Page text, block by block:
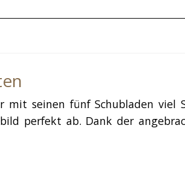
seinen fünf Schubladen viel
perfekt ab. Dank der